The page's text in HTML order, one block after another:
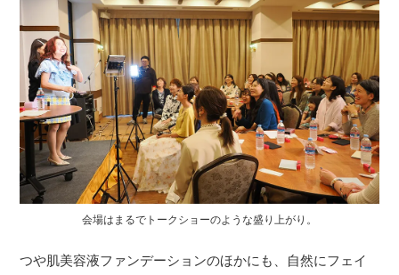
会場はまるでトークショーのような盛り上がり。
つや肌美容液ファンデーションのほかにも、自然にフェイ